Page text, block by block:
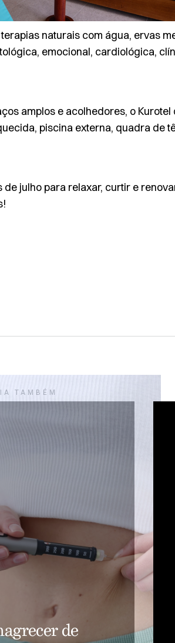
naturais com água, ervas
emocional, cardiológica,
amplos e acolhedores, o
piscina externa, quadra de
julho para relaxar, curtir e
TAMBÉM
de